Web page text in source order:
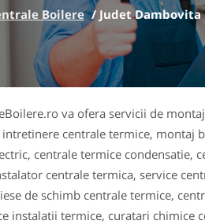
Boilere / Judet Dambovita
va ofera servicii de
centrale termice, montaj
centrale termice condensatie,
centrale termica, service
de schimb centrale termice,
termice, curatari chimice